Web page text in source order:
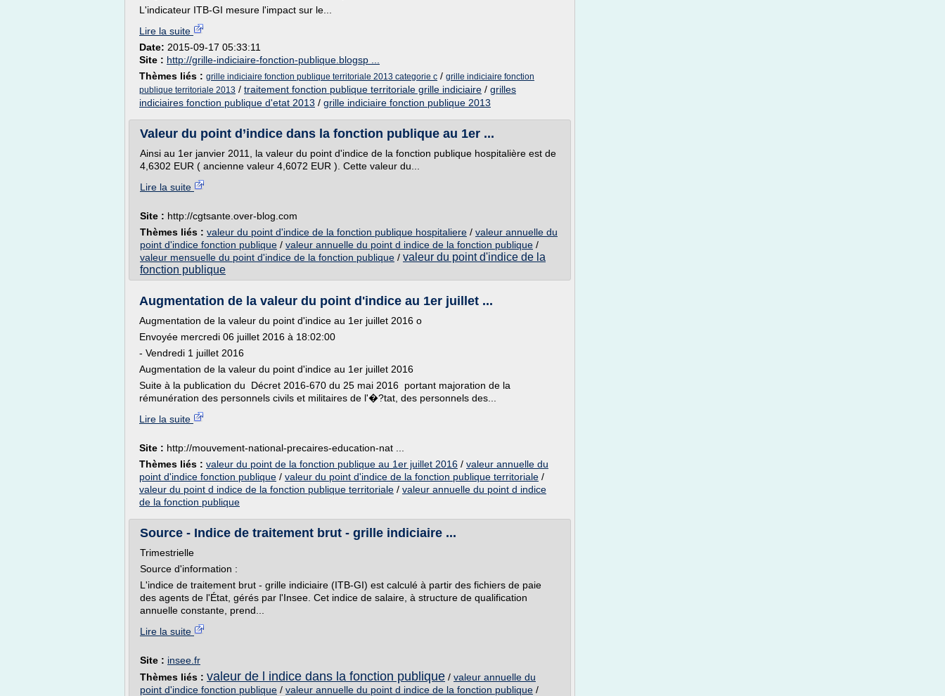
L'indicateur ITB-GI mesure l'impact sur le...
Lire la suite
Date: 2015-09-17 05:33:11
Site : http://grille-indiciaire-fonction-publique.blogsp ...
Thèmes liés : grille indiciaire fonction publique territoriale 2013 categorie c / grille indiciaire fonction
publique territoriale 2013 / traitement fonction publique territoriale grille indiciaire / grilles
indiciaires fonction publique d'etat 2013 / grille indiciaire fonction publique 2013
Valeur du point d’indice dans la fonction publique au 1er ...
Ainsi au 1er janvier 2011, la valeur du point d'indice de la fonction publique hospitalière est de
4,6302 EUR ( ancienne valeur 4,6072 EUR ). Cette valeur du...
Lire la suite
Site : http://cgtsante.over-blog.com
Thèmes liés : valeur du point d'indice de la fonction publique hospitaliere / valeur annuelle du
point d'indice fonction publique / valeur annuelle du point d indice de la fonction publique /
valeur mensuelle du point d'indice de la fonction publique / valeur du point d'indice de la
fonction publique
Augmentation de la valeur du point d'indice au 1er juillet ...
Augmentation de la valeur du point d'indice au 1er juillet 2016 o
Envoyée mercredi 06 juillet 2016 à 18:02:00
- Vendredi 1 juillet 2016
Augmentation de la valeur du point d'indice au 1er juillet 2016
Suite à la publication du Décret 2016-670 du 25 mai 2016 portant majoration de la
rémunération des personnels civils et militaires de l'�?tat, des personnels des...
Lire la suite
Site : http://mouvement-national-precaires-education-nat ...
Thèmes liés : valeur du point de la fonction publique au 1er juillet 2016 / valeur annuelle du
point d'indice fonction publique / valeur du point d'indice de la fonction publique territoriale /
valeur du point d indice de la fonction publique territoriale / valeur annuelle du point d indice
de la fonction publique
Source - Indice de traitement brut - grille indiciaire ...
Trimestrielle
Source d'information :
L'indice de traitement brut - grille indiciaire (ITB-GI) est calculé à partir des fichiers de paie
des agents de l'État, gérés par l'Insee. Cet indice de salaire, à structure de qualification
annuelle constante, prend...
Lire la suite
Site : insee.fr
Thèmes liés : valeur de l indice dans la fonction publique / valeur annuelle du
point d'indice fonction publique / valeur annuelle du point d indice de la fonction publique /